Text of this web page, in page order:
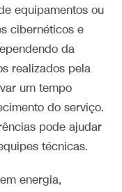
equipamentos ou
cibernéticos e
da
realizados pela
um tempo
do serviço.
pode ajudar
técnicas.
energia,